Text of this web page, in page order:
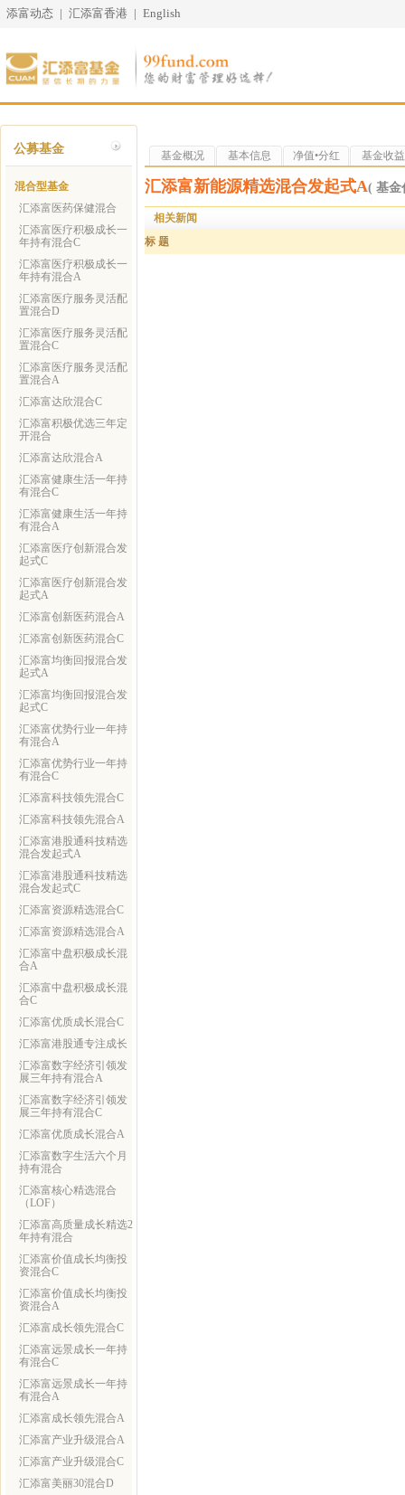
添富动态 | 汇添富香港 | English
公募基金
混合型基金
汇添富医药保健混合
汇添富医疗积极成长一
年持有混合C
汇添富医疗积极成长一
年持有混合A
汇添富医疗服务灵活配
置混合D
汇添富医疗服务灵活配
置混合C
汇添富医疗服务灵活配
置混合A
汇添富达欣混合C
汇添富积极优选三年定
开混合
汇添富达欣混合A
汇添富健康生活一年持
有混合C
汇添富健康生活一年持
有混合A
汇添富医疗创新混合发
起式C
汇添富医疗创新混合发
起式A
汇添富创新医药混合A
汇添富创新医药混合C
汇添富均衡回报混合发
起式A
汇添富均衡回报混合发
起式C
汇添富优势行业一年持
有混合A
汇添富优势行业一年持
有混合C
汇添富科技领先混合C
汇添富科技领先混合A
汇添富港股通科技精选
混合发起式A
汇添富港股通科技精选
混合发起式C
汇添富资源精选混合C
汇添富资源精选混合A
汇添富中盘积极成长混
合A
汇添富中盘积极成长混
合C
汇添富优质成长混合C
汇添富港股通专注成长
汇添富数字经济引领发
展三年持有混合A
汇添富数字经济引领发
展三年持有混合C
汇添富优质成长混合A
汇添富数字生活六个月
持有混合
汇添富核心精选混合
（LOF）
汇添富高质量成长精选2
年持有混合
汇添富价值成长均衡投
资混合C
汇添富价值成长均衡投
资混合A
汇添富成长领先混合C
汇添富远景成长一年持
有混合C
汇添富远景成长一年持
有混合A
汇添富成长领先混合A
汇添富产业升级混合A
汇添富产业升级混合C
汇添富美丽30混合D
基金概况 基本信息 净值•分红 基金收益
汇添富新能源精选混合发起式A( 基金
相关新闻
标 题